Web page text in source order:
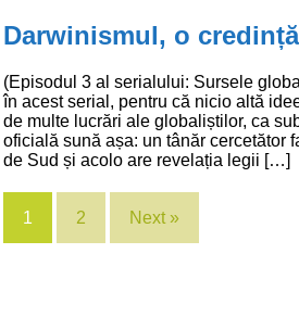
Darwinismul, o
(Episodul 3 al serialului: Sursele
în acest serial, pentru că nicio altă
de multe lucrări ale globaliștilor, ca
oficială sună așa: un tânăr cercetător
de Sud și acolo are revelația legii […]
1 2 Next »